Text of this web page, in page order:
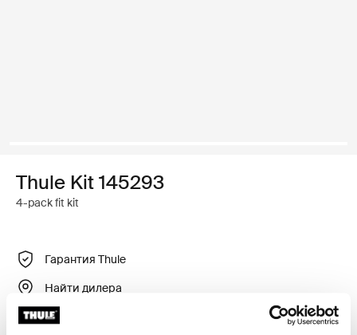
Thule Kit 145293
4-pack fit kit
Гарантия Thule
Найти дилера